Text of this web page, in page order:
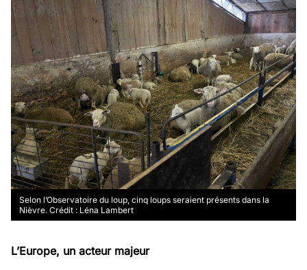
Selon l’Observatoire du loup, cinq loups seraient présents dans la
Nièvre. Crédit : Léna Lambert
L’Europe, un acteur majeur